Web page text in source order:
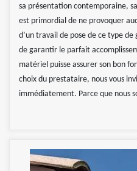
sa présentation contemporaine,
est primordial de ne provoquer
d’un travail de pose de ce type
de garantir le parfait
matériel puisse assurer son bon
choix du prestataire, nous vous
immédiatement. Parce que nous